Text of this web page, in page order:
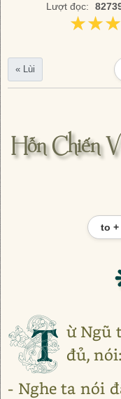
Lượt đọc:
« Lùi
Hỗn Chiến
to +
T ừ Ngũ
đủ, nói:
- Nghe ta nói